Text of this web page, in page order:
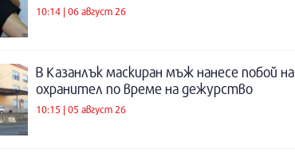
10:14 | 06 август 26
В Казанлък маскиран мъж нанесе побой на
охранител по време на дежурство
10:15 | 05 август 26